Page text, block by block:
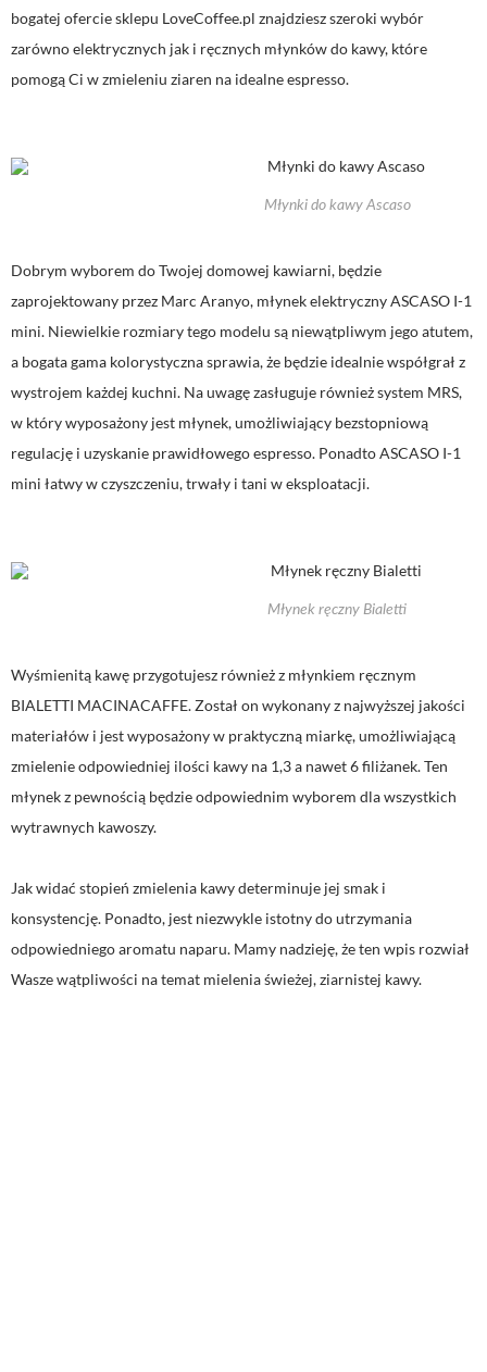
bogatej ofercie sklepu LoveCoffee.pl znajdziesz szeroki wybór
zarówno elektrycznych jak i ręcznych młynków do kawy, które
pomogą Ci w zmieleniu ziaren na idealne espresso.
Młynki do kawy Ascaso
Dobrym wyborem do Twojej domowej kawiarni, będzie
zaprojektowany przez Marc Aranyo, młynek elektryczny ASCASO I-1
mini. Niewielkie rozmiary tego modelu są niewątpliwym jego atutem,
a bogata gama kolorystyczna sprawia, że będzie idealnie współgrał z
wystrojem każdej kuchni. Na uwagę zasługuje również system MRS,
w który wyposażony jest młynek, umożliwiający bezstopniową
regulację i uzyskanie prawidłowego espresso. Ponadto ASCASO I-1
mini łatwy w czyszczeniu, trwały i tani w eksploatacji.
Młynek ręczny Bialetti
Wyśmienitą kawę przygotujesz również z młynkiem ręcznym
BIALETTI MACINACAFFE. Został on wykonany z najwyższej jakości
materiałów i jest wyposażony w praktyczną miarkę, umożliwiającą
zmielenie odpowiedniej ilości kawy na 1,3 a nawet 6 filiżanek. Ten
młynek z pewnością będzie odpowiednim wyborem dla wszystkich
wytrawnych kawoszy.
Jak widać stopień zmielenia kawy determinuje jej smak i
konsystencję. Ponadto, jest niezwykle istotny do utrzymania
odpowiedniego aromatu naparu. Mamy nadzieję, że ten wpis rozwiał
Wasze wątpliwości na temat mielenia świeżej, ziarnistej kawy.